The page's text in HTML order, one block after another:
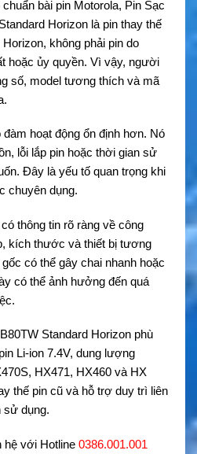
bài pin Motorola, Pin Sạc
Horizon là pin thay thế
không phải pin do
hoặc ủy quyền. Vì vậy, người
số, model tương thích và mã
hoạt động ổn định hơn. Nó
lỗi lắp pin hoặc thời gian sử
Đây là yếu tố quan trọng khi
chuyên dụng.
thông tin rõ ràng về công
kích thước và thiết bị tương
có thể gây chai nhanh hoặc
có thể ảnh hưởng đến quá
Standard Horizon phù
Li-ion 7.4V, dung lượng
HX471, HX460 và HX
thế pin cũ và hỗ trợ duy trì liên
sử dụng.
hệ với Hotline 0386.001.001